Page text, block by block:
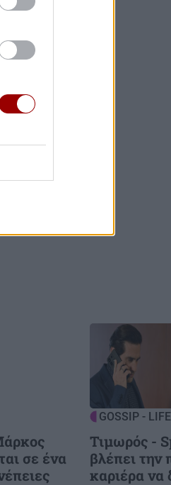
με νέα
μας
σε ένα
Image
GOSSIP -
Τιμωρός -
βλέπει την
καριέρα να